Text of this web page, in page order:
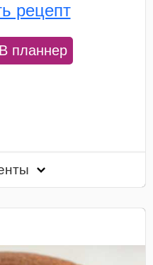
рецепт
В планнер